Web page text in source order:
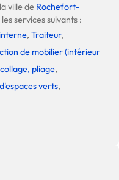
ville de Rochefort-
services suivants :
, Traiteur,
de mobilier (intérieur
pliage,
verts,